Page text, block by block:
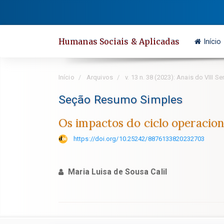
Humanas Sociais & Aplicadas Início
Início Arquivos v. 13 n. 38 (2023): Anais do VIII
Seção Resumo Simples
Os impactos do ciclo
https://doi.org/10.25242/8876133820232703
Maria Luisa de Sousa Calil